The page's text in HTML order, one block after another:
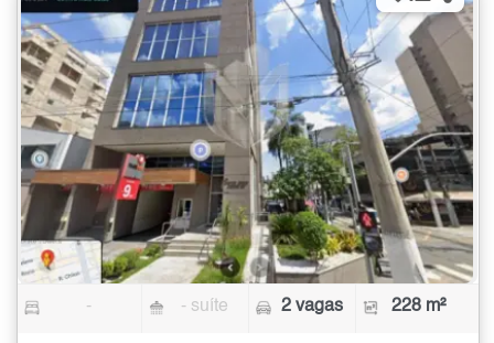
- - suíte 2 vagas 228 m²